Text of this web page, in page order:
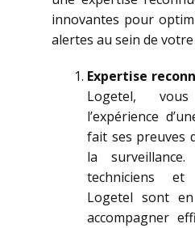
innovantes pour
alertes au sein de
Expertise
Logetel,
l’expérience
fait ses preuves
la
techniciens et
Logetel sont
accompagner